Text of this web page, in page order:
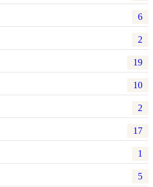
6
2
19
10
2
17
1
5